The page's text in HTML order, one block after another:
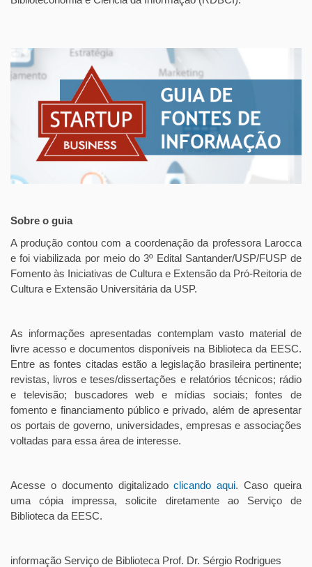
Sobre o guia
A produção contou com a coordenação da professora Larocca
e foi viabilizada por meio do 3º Edital Santander/USP/FUSP de
Fomento às Iniciativas de Cultura e Extensão da Pró-Reitoria de
Cultura e Extensão Universitária da USP.
As informações apresentadas contemplam vasto material de
livre acesso e documentos disponíveis na Biblioteca da EESC.
Entre as fontes citadas estão a legislação brasileira pertinente;
revistas, livros e teses/dissertações e relatórios técnicos; rádio
e televisão; buscadores web e mídias sociais; fontes de
fomento e financiamento público e privado, além de apresentar
os portais de governo, universidades, empresas e associações
voltadas para essa área de interesse.
Acesse o documento digitalizadoclicando aqui. Caso queira
uma cópia impressa, solicite diretamente ao Serviço de
Biblioteca da EESC.
informação Serviço de Biblioteca Prof. Dr. Sérgio Rodrigues